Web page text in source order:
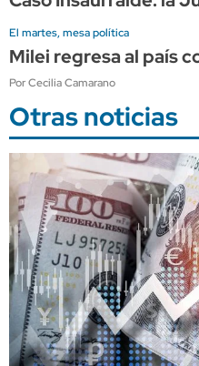
El martes, mesa política
Milei regresa al país
Por Cecilia Camarano
Otras noticias